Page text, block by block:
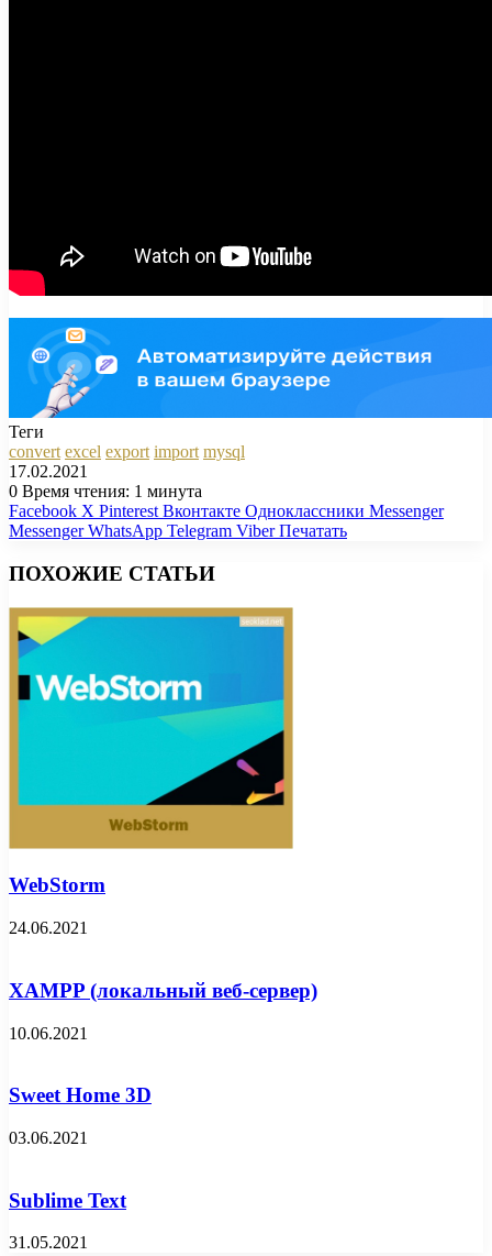
Теги
convert excel export import mysql
17.02.2021
0 Время чтения: 1 минута
Facebook X Pinterest Вконтакте Одноклассники Messenger
Messenger WhatsApp Telegram Viber Печатать
ПОХОЖИЕ СТАТЬИ
WebStorm
24.06.2021
XAMPP (локальный веб-сервер)
10.06.2021
Sweet Home 3D
03.06.2021
Sublime Text
31.05.2021